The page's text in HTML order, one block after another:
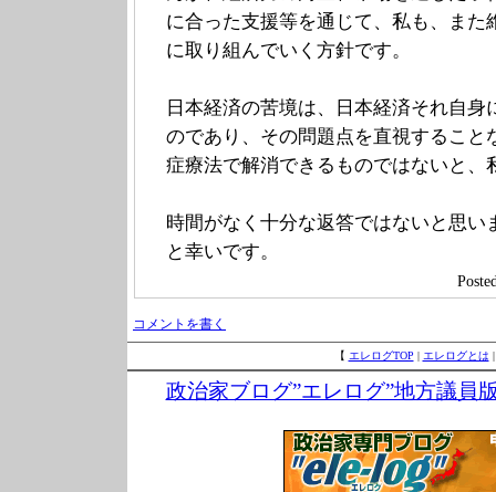
に合った支援等を通じて、私も、また
に取り組んでいく方針です。
日本経済の苦境は、日本経済それ自
のであり、その問題点を直視すること
症療法で解消できるものではないと、
時間がなく十分な返答ではないと思い
と幸いです。
コメントを書く
【 エレログTOP エレログとは
政治家ブログ”エレログ”地方議員